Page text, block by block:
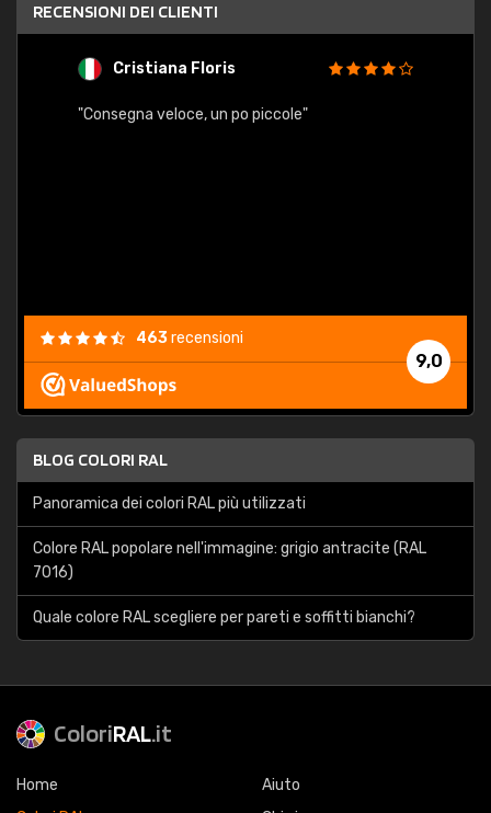
RECENSIONI DEI CLIENTI
Cristiana Floris
"Consegna veloce, un po piccole"
9,0
463recensioni
BLOG COLORI RAL
Panoramica dei colori RAL più utilizzati
Colore RAL popolare nell'immagine: grigio antracite (RAL
7016)
Quale colore RAL scegliere per pareti e soffitti bianchi?
ColoriRAL.it
Home
Aiuto